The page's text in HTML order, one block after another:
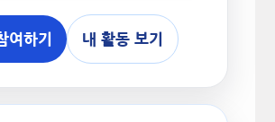
여하기 내 활동 보기